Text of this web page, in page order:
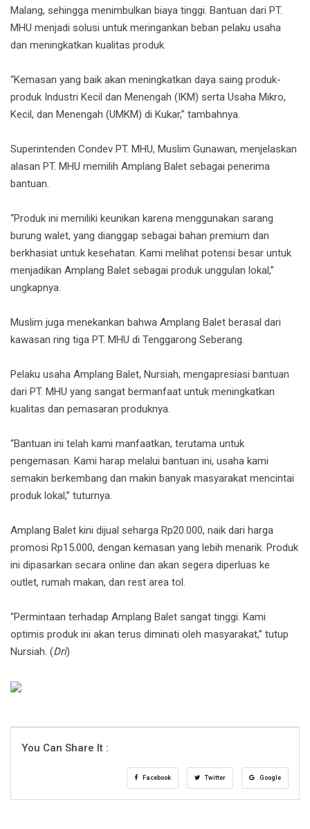
Malang, sehingga menimbulkan biaya tinggi. Bantuan dari PT.
MHU menjadi solusi untuk meringankan beban pelaku usaha
dan meningkatkan kualitas produk.
“Kemasan yang baik akan meningkatkan daya saing produk-
produk Industri Kecil dan Menengah (IKM) serta Usaha Mikro,
Kecil, dan Menengah (UMKM) di Kukar,” tambahnya.
Superintenden Condev PT. MHU, Muslim Gunawan, menjelaskan
alasan PT. MHU memilih Amplang Balet sebagai penerima
bantuan.
“Produk ini memiliki keunikan karena menggunakan sarang
burung walet, yang dianggap sebagai bahan premium dan
berkhasiat untuk kesehatan. Kami melihat potensi besar untuk
menjadikan Amplang Balet sebagai produk unggulan lokal,”
ungkapnya.
Muslim juga menekankan bahwa Amplang Balet berasal dari
kawasan ring tiga PT. MHU di Tenggarong Seberang.
Pelaku usaha Amplang Balet, Nursiah, mengapresiasi bantuan
dari PT. MHU yang sangat bermanfaat untuk meningkatkan
kualitas dan pemasaran produknya.
“Bantuan ini telah kami manfaatkan, terutama untuk
pengemasan. Kami harap melalui bantuan ini, usaha kami
semakin berkembang dan makin banyak masyarakat mencintai
produk lokal,” tuturnya.
Amplang Balet kini dijual seharga Rp20.000, naik dari harga
promosi Rp15.000, dengan kemasan yang lebih menarik. Produk
ini dipasarkan secara online dan akan segera diperluas ke
outlet, rumah makan, dan rest area tol.
“Permintaan terhadap Amplang Balet sangat tinggi. Kami
optimis produk ini akan terus diminati oleh masyarakat,” tutup
Nursiah. (Dri)
You Can Share It :
Facebook Twitter Google